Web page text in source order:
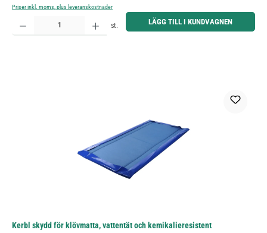
Priser inkl. moms, plus leveranskostnader
Produktkvantitet: Ange önskat belopp eller använd knapparna för att öka eller minska kvantiteten.
st. LÄGG TILL I KUNDVAGNEN
Kerbl skydd för klövmatta, vattentät och kemikalieresistent